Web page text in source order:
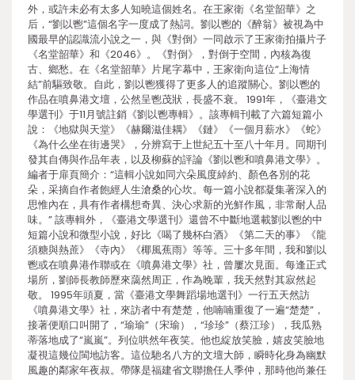
外，或許未必有太多人知曉這個姓名。在王家衛《名堂韶華》之
后，“劉以鬯”這個名字一度成了熱詞。劉以鬯的《醉翁》被視為中
國最早的認識流小說之一，與《對倒》一同啟示了王家衛拍攝片子
《名堂韶華》和《2046》。《對倒》，對倒于空間，內核為復
古、鄉愁。在《名堂韶華》片尾字幕中，王家衛向這位“上海情
結”前驅致敬。自此，劉以鬯獲得了更多人的追蹤關心。劉以鬯的
作品在噴鼻港文壇，公然呈鬯茂狀，長盛不衰。 1991年，《臺港文
學選刊》于11月號註銷《劉以鬯專輯》。該專輯刊載了六篇短篇小
說：《地獄與天堂》《赫爾滋佳耦》《鏈》《一個月薪水》《蛇》
《為什么坐在街邊哭》，分辨寫于上世紀五十至八十年月。同期刊
發其自傳與作品年表，以及柳蘇的評論《劉以鬯和噴鼻港文學》。
編者于扉頁簡介：“這輯小說如同六朵風度綽約、顏色各別的花
朵，采摘自作者飽經人生滄桑的心坎。每一篇小說都凝集著深入的
思惟內在，具有作者構想奇異、決心求新的光鮮作風，非常耐人品
味。” 該專輯外，《臺港文學選刊》還曾不中斷地選載劉以鬯的中
短篇小說和微型小說，好比《喝了幾杯白酒》《第二天的事》《龍
須糖與熱蔗》《寺內》《椰風蕉雨》等等。三十多年間，我和劉以
鬯或在噴鼻港作聯或在《噴鼻港文學》社，曾屢次見面。每逢正式
場所，劉師長教師歷來藹然周正，作為晚輩，我天然對其寂然起
敬。 1995年頭夏，當《臺港文學舞蹈場地選刊》一行五天然訪
《噴鼻港文學》社，來訪者中有楚楚，他喃喃重復了一遍“楚楚”，
接著便順口叫開了，“瑜瑜”（宋瑜），“珍珍”（蔡江珍），我瓜熟
蒂落地成了“嵐嵐”。列位哄然年夜笑。他也綻放笑臉，嬉皮笑臉地
凝視這幾位閩地訪客。這位馳名八方的文壇大師，瞬時化身為幽默
風趣的鄰家年夜叔。帶隊是福建省文聯擔任人季仲，那時他尚兼任